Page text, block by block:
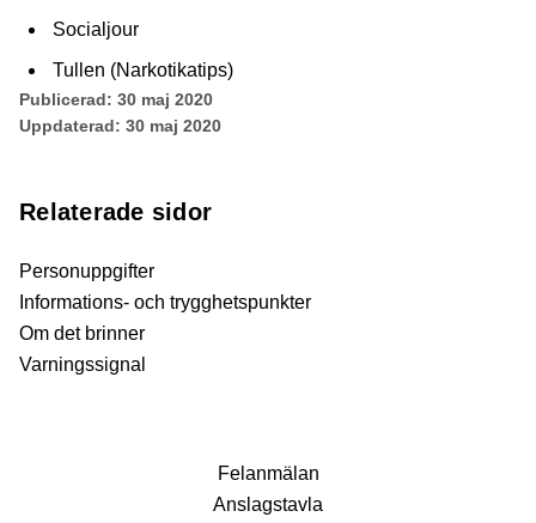
Socialjour
Tullen (Narkotikatips)
Publicerad: 30 maj 2020
Uppdaterad: 30 maj 2020
Relaterade sidor
Personuppgifter
Informations- och trygghetspunkter
Om det brinner
Varningssignal
Fel­anmälan
Anslags­tavla